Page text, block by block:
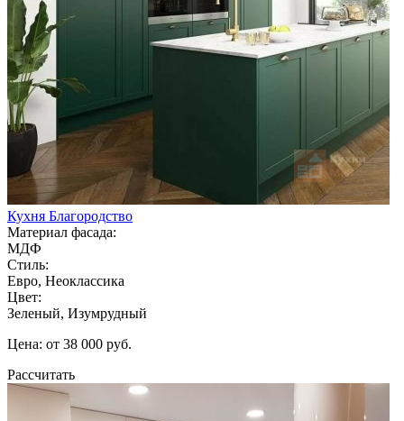
Кухня Благородство
Материал фасада:
МДФ
Стиль:
Евро, Неоклассика
Цвет:
Зеленый, Изумрудный
Цена: от 38 000 руб.
Рассчитать